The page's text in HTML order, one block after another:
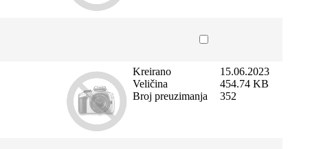
Kreirano
Veličina
Broj preuzimanja
15.06.2023
454.74 KB
352